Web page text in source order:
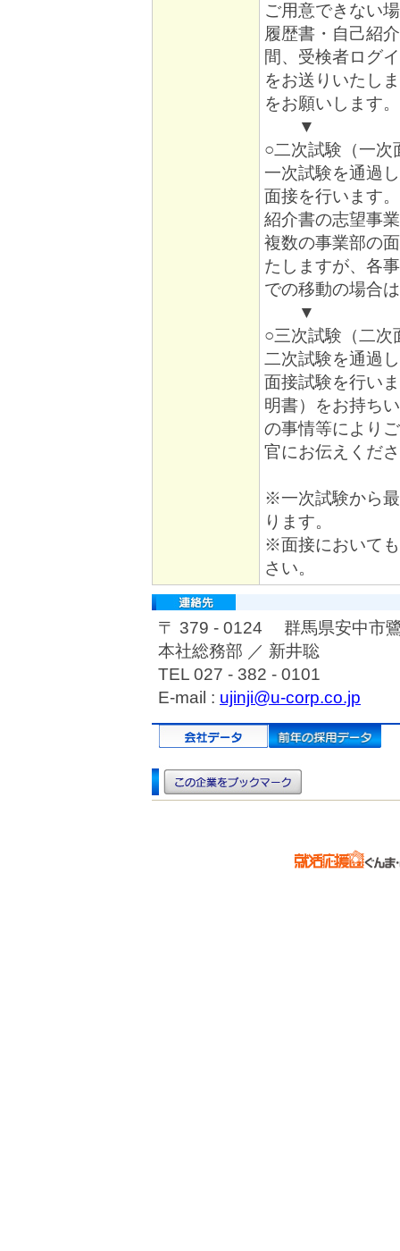
ご用意できない
履歴書・自己紹
間、受検者ログ
をお送りいたし
をお願いします。
▼
○二次試験（一
一次試験を通過
面接を行います
紹介書の志望事
複数の事業部の
たしますが、各
での移動の場合
▼
○三次試験（二
二次試験を通過
面接試験を行い
明書）をお持ち
の事情等により
官にお伝えくだ
※一次試験から
ります。
※面接において
さい。
〒 379 - 0124 群馬県安中市
本社総務部 ／ 新井聡
TEL 027 - 382 - 0101
E-mail : ujinji@u-corp.co.jp